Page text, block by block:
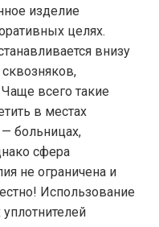
изделие
целях.
внизу
всего такие
в местах
больницах,
сфера
не ограничена и
Использование